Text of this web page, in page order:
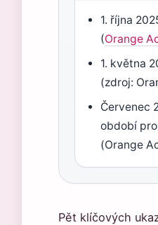
1. října
(Orange
1. května
(zdroj:
Červenec
období
(Orange
Pět klíčových